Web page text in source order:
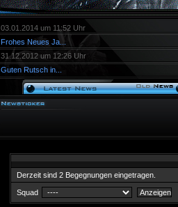
03.01.2014 um 11:52 Uhr
Frohes Neues Ja...
31.12.2012 um 12:26 Uhr
Guten Rutsch in...
Derzeit sind 2 Begegnungen eingetragen.
Squad